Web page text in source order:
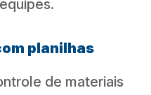
planilhas
de materiais